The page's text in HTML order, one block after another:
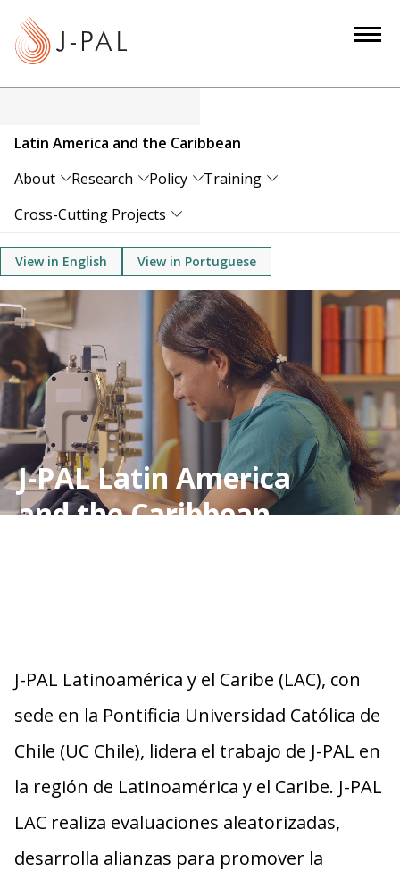
c
n
t
t
Latin America and the Caribbean
About
Research Policy
Training
Cross-Cutting Projects
View in English View in Portuguese
J-PAL Latin America
and the Caribbean
J-PAL Latinoamérica y el Caribe (LAC), con
sede en la Pontificia Universidad Católica de
Chile (UC Chile), lidera el trabajo de J-PAL en
la región de Latinoamérica y el Caribe. J-PAL
LAC realiza evaluaciones aleatorizadas,
desarrolla alianzas para promover la